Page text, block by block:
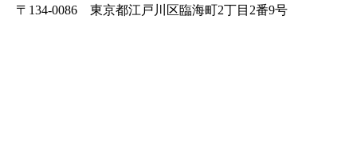
〒134-0086 東京都江戸川区臨海町2丁目2番9号